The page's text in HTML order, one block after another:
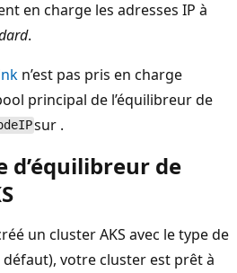
en charge les adresses IP à
.
n’est pas pris en charge
principal de l’équilibreur de
sur .
d’équilibreur de
un cluster AKS avec le type de
défaut), votre cluster est prêt à